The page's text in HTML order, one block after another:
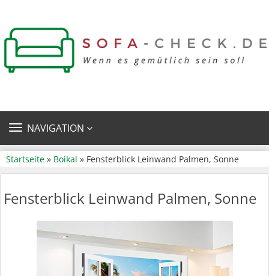
TOGGLE
NAVIGATION
Startseite » Boikal » Fensterblick Leinwand Palmen, Sonne
Fensterblick Leinwand Palmen, Sonne